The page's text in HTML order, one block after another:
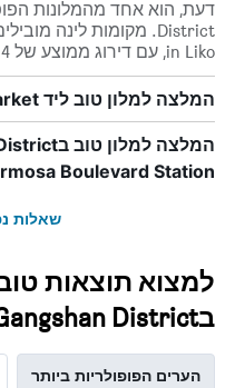
התרשים
כולל
1
Y
המציג
את
מחיר
in Liko, עם דירוג ממוצע של 7.4 מתוך 114 חוות דעת.
המלצה למלון טוב ליד Liuhe Night Market?
Boulevard Station?
שאלות
למצוא תוצאות
בGangshan District
הערים הפופולריות ביותר